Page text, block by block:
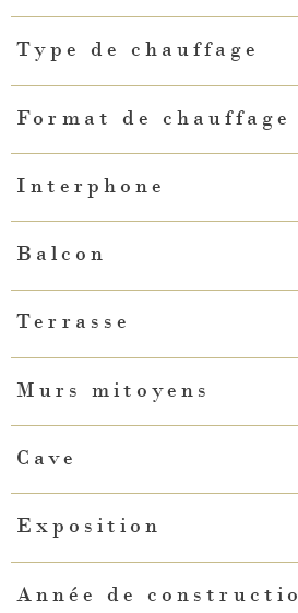
Type de chauffage
Format de chauffage
Interphone
Balcon
Terrasse
Murs mitoyens
Cave
Exposition
Année de